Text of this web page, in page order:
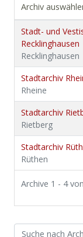
Archiv
Stadt- und
Recklinghausen
Recklinghausen
Stadtarchiv
Rheine
Stadtarchiv
Rietberg
Stadtarchiv
Rüthen
Archive 1 - 4